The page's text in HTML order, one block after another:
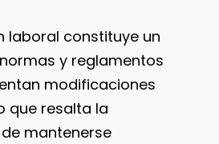
laboral constituye un
y reglamentos
modificaciones
que resalta la
mantenerse